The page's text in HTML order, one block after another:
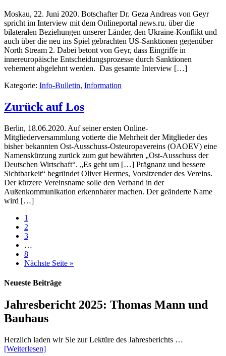
Moskau, 22. Juni 2020. Botschafter Dr. Geza Andreas von Geyr
spricht im Interview mit dem Onlineportal news.ru. über die
bilateralen Beziehungen unserer Länder, den Ukraine-Konflikt und
auch über die neu ins Spiel gebrachten US-Sanktionen gegenüber
North Stream 2. Dabei betont von Geyr, dass Eingriffe in
innereuropäische Entscheidungsprozesse durch Sanktionen
vehement abgelehnt werden. Das gesamte Interview […]
Kategorie: Info-Bulletin, Information
Zurück auf Los
Berlin, 18.06.2020. Auf seiner ersten Online-
Mitgliederversammlung votierte die Mehrheit der Mitglieder des
bisher bekannten Ost-Ausschuss-Osteuropavereins (OAOEV) eine
Namenskürzung zurück zum gut bewährten „Ost-Ausschuss der
Deutschen Wirtschaft“. „Es geht um […] Prägnanz und bessere
Sichtbarkeit“ begründet Oliver Hermes, Vorsitzender des Vereins.
Der kürzere Vereinsname solle den Verband in der
Außenkommunikation erkennbarer machen. Der geänderte Name
wird […]
1
2
3
…
8
Nächste Seite »
Neueste Beiträge
Jahresbericht 2025: Thomas Mann und
Bauhaus
Herzlich laden wir Sie zur Lektüre des Jahresberichts …
[Weiterlesen]